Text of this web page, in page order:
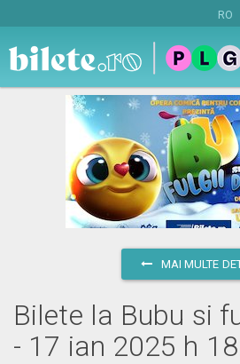
RO
MAI MULTE
Bilete la Bubu si
- 17 ian 2025 h